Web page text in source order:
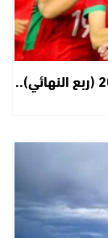
كأس أمم إفريقيا للسيدات – المغرب 2026 (ربع النهائي)..